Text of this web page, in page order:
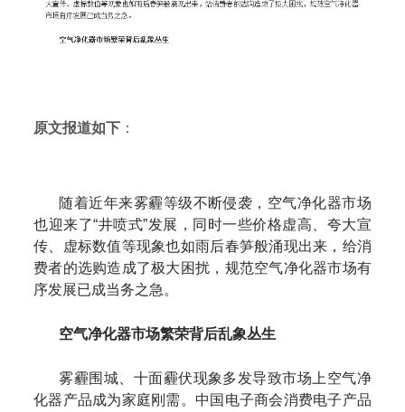
原文报道如下 ：
随着近年来雾霾等级不断侵袭，空气净化器市场
也迎来了“井喷式”发展，同时一些价格虚高、夸大宣
传、虚标数值等现象也如雨后春笋般涌现出来，给消
费者的选购造成了极大困扰，规范空气净化器市场有
序发展已成当务之急。
空气净化器市场繁荣背后乱象丛生
雾霾围城、十面霾伏现象多发导致市场上空气净
化器产品成为家庭刚需。中国电子商会消费电子产品